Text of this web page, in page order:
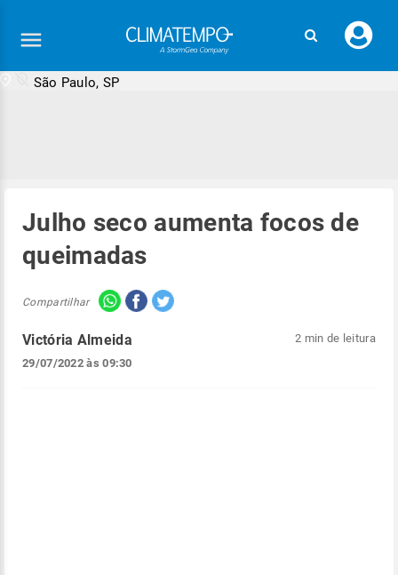
seu
São Paulo, SP
Julho seco aumenta focos de
queimadas
Compartilhar
Victória Almeida
29/07/2022 às 09:30
2 min de leitura